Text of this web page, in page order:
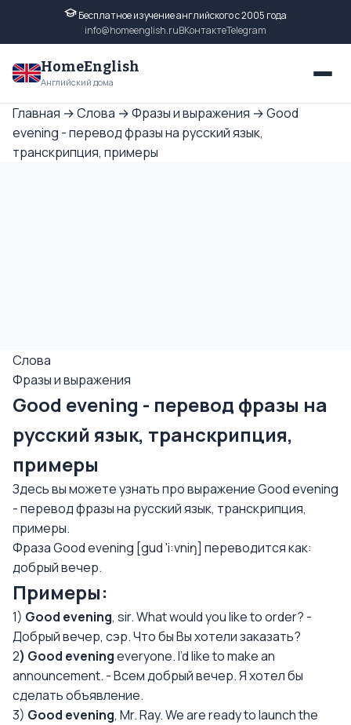
Бесплатное изучение английского с 2005 года
info@homeenglish.ruВКонтактеTelegram
HomeEnglish
Английский дома
Главная →Слова →Фразы и выражения →Good
evening - перевод фразы на русский язык,
транскрипция, примеры
Слова
Фразы и выражения
Good evening - перевод фразы на
русский язык, транскрипция,
примеры
Здесь вы можете узнать про выражение Good evening
- перевод фразы на русский язык, транскрипция,
примеры.
Фраза Good evening [gud 'i:vniŋ] переводится как:
добрый вечер.
Примеры:
1) Good evening, sir. What would you like to order? -
Добрый вечер, сэр. Что бы Вы хотели заказать?
2) Good eveningeveryone. I’d like to make an
announcement. - Всем добрый вечер. Я хотел бы
сделать объявление.
3) Good evening, Mr. Ray. We are ready to launch the